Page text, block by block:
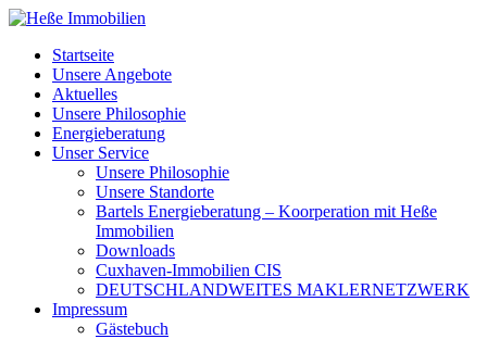
Startseite
Unsere Angebote
Aktuelles
Unsere Philosophie
Energieberatung
Unser Service
Unsere Philosophie
Unsere Standorte
Bartels Energieberatung – Koorperation mit Heße
Immobilien
Downloads
Cuxhaven-Immobilien CIS
DEUTSCHLANDWEITES MAKLERNETZWERK
Impressum
Gästebuch